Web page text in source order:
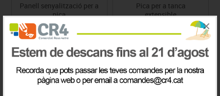
×
Panell senyalització per a
pica
Preu
Consultar
Pica per a tanca
extensible
6.36€